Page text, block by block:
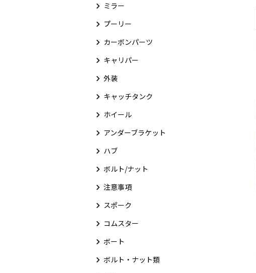
ミラー
プーリー
カーボンパーツ
キャリパー
外装
キャッチタンク
ホイール
アンダーブラケット
ハブ
ボルト/ナット
注意事項
スポーク
コムスター
ボート
ボルト・ナット類